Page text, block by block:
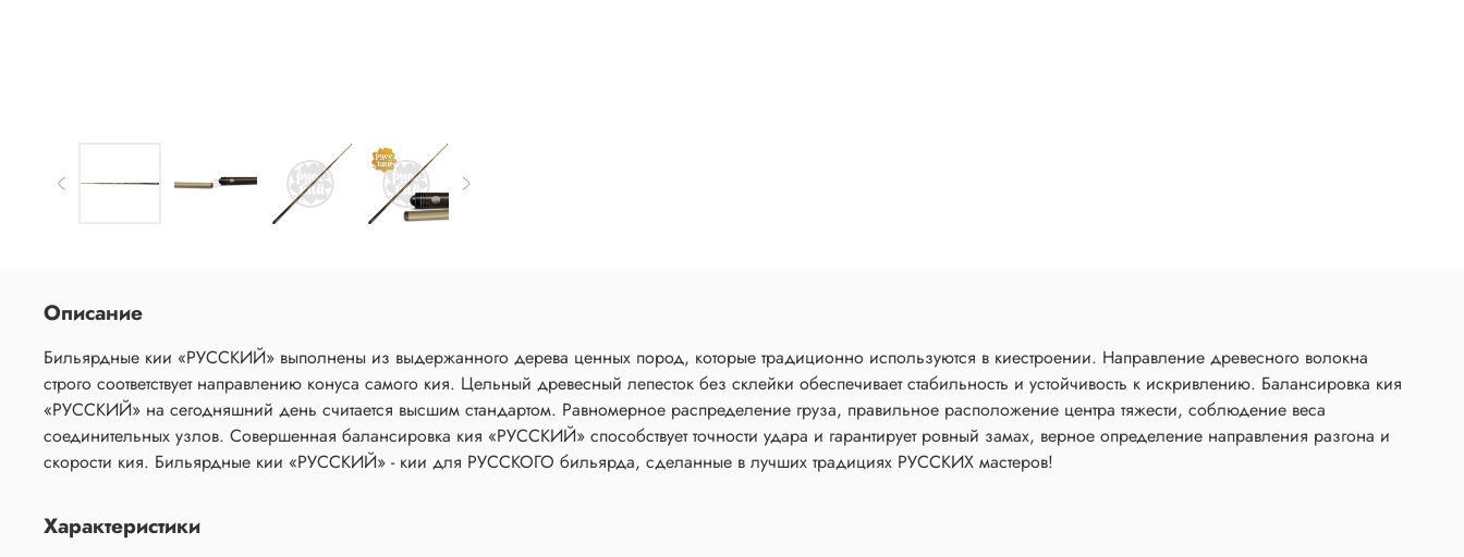
Описание
Бильярдные кии «РУССКИЙ» выполнены из выдержанного дерева ценных пород, которые традиционно используются в киестроении. Направление древесного волокна
строго соответствует направлению конуса самого кия. Цельный древесный лепесток без склейки обеспечивает стабильность и устойчивость к искривлению. Балансировка кия
«РУССКИЙ» на сегодняшний день считается высшим стандартом. Равномерное распределение груза, правильное расположение центра тяжести, соблюдение веса
соединительных узлов. Совершенная балансировка кия «РУССКИЙ» способствует точности удара и гарантирует ровный замах, верное определение направления разгона и
скорости кия. Бильярдные кии «РУССКИЙ» - кии для РУССКОГО бильярда, сделанные в лучших традициях РУССКИХ мастеров!
Характеристики